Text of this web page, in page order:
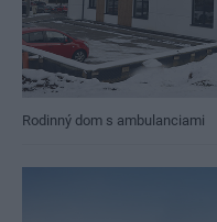
Rodinný dom s ambulanciami